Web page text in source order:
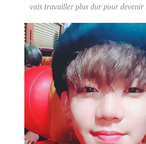
vais travailler plus dur pour devenir